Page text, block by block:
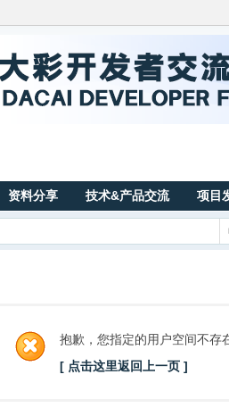
资料分享 技术&产品交流 项目
抱歉，您指定的用户空间不存
[ 点击这里返回上一页 ]